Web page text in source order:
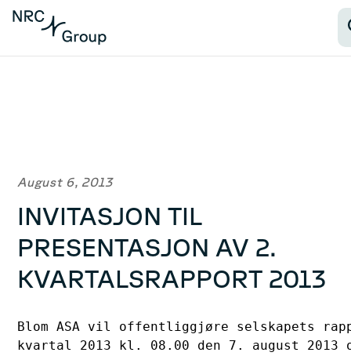
August 6, 2013
INVITASJON TIL
PRESENTASJON AV 2.
KVARTALSRAPPORT 2013
Blom ASA vil offentliggjøre selskapets
kvartal 2013 kl. 08.00 den 7. august 2013